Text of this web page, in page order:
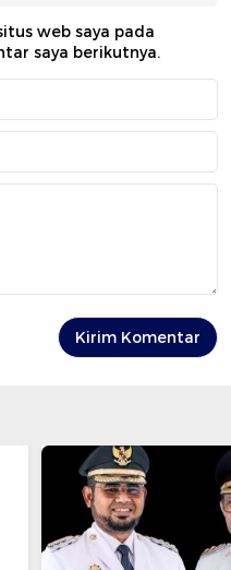
web saya pada
saya berikutnya.